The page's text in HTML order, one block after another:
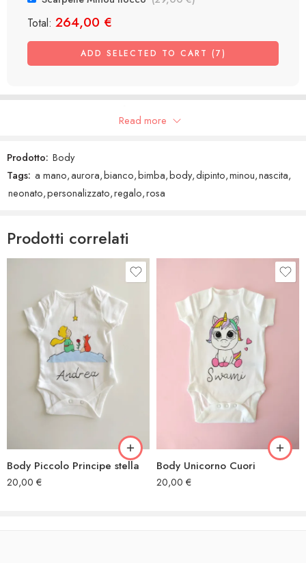
Total: 264,00 €
ADD SELECTED TO CART (7)
Recensioni GoogleRead more
Prodotto: Body
Tags: a mano,aurora,bianco,bimba,body,dipinto,minou,nascita,
neonato,personalizzato,regalo,rosa
Prodotti correlati
Body Piccolo Principe stella
20,00 €
Body Unicorno Cuori
20,00 €